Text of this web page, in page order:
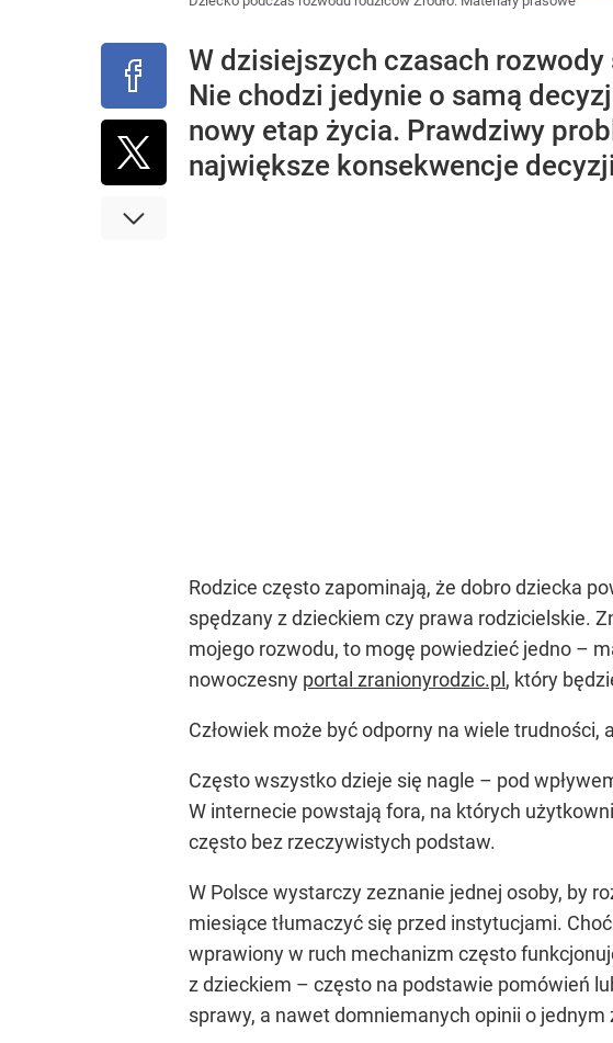
W dzisiejszych czasach
Nie chodzi jedynie o samą
nowy etap życia. Prawdziwy
największe konsekwencje
Rodzice często zapominają, że dobro dziecka
spędzany z dzieckiem czy prawa rodzicielskie.
mojego rozwodu, to mogę powiedzieć jedno –
nowoczesny portal zranionyrodzic.pl , który
Człowiek może być odporny na wiele
Często wszystko dzieje się nagle – pod
W internecie powstają fora, na których
często bez rzeczywistych podstaw.
W Polsce wystarczy zeznanie jednej osoby, by
miesiące tłumaczyć się przed instytucjami.
wprawiony w ruch mechanizm często
z dzieckiem – często na podstawie pomówień
sprawy, a nawet domniemanych opinii o